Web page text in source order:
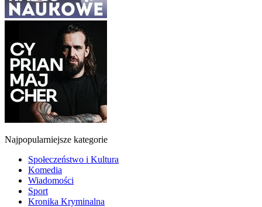
Najpopularniejsze kategorie
Społeczeństwo i Kultura
Komedia
Wiadomości
Sport
Kronika Kryminalna